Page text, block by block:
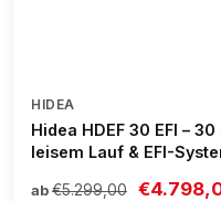
HIDEA
Hidea HDEF 30 EFI –
leisem Lauf & EFI-
ab €5.299,00